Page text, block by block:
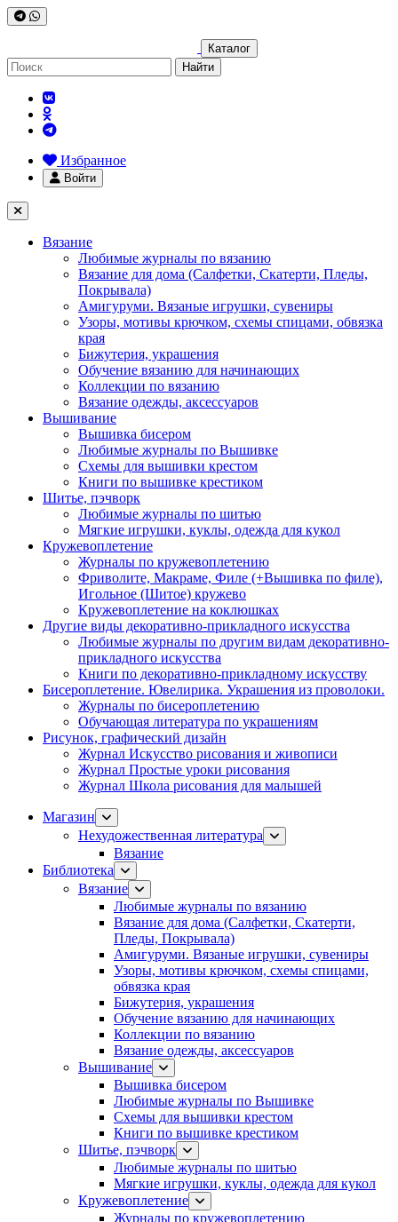
Каталог
Найти
Избранное
Войти
Вязание
Любимые журналы по вязанию
Вязание для дома (Салфетки, Скатерти, Пледы,
Покрывала)
Амигуруми. Вязаные игрушки, сувениры
Узоры, мотивы крючком, схемы спицами, обвязка
края
Бижутерия, украшения
Обучение вязанию для начинающих
Коллекции по вязанию
Вязание одежды, аксессуаров
Вышивание
Вышивка бисером
Любимые журналы по Вышивке
Схемы для вышивки крестом
Книги по вышивке крестиком
Шитье, пэчворк
Любимые журналы по шитью
Мягкие игрушки, куклы, одежда для кукол
Кружевоплетение
Журналы по кружевоплетению
Фриволите, Макраме, Филе (+Вышивка по филе),
Игольное (Шитое) кружево
Кружевоплетение на коклюшках
Другие виды декоративно-прикладного искусства
Любимые журналы по другим видам декоративно-
прикладного искусства
Книги по декоративно-прикладному искусству
Бисероплетение. Ювелирика. Украшения из проволоки.
Журналы по бисероплетению
Обучающая литература по украшениям
Рисунок, графический дизайн
Журнал Искусство рисования и живописи
Журнал Простые уроки рисования
Журнал Школа рисования для малышей
Магазин
Нехудожественная литература
Вязание
Библиотека
Вязание
Любимые журналы по вязанию
Вязание для дома (Салфетки, Скатерти,
Пледы, Покрывала)
Амигуруми. Вязаные игрушки, сувениры
Узоры, мотивы крючком, схемы спицами,
обвязка края
Бижутерия, украшения
Обучение вязанию для начинающих
Коллекции по вязанию
Вязание одежды, аксессуаров
Вышивание
Вышивка бисером
Любимые журналы по Вышивке
Схемы для вышивки крестом
Книги по вышивке крестиком
Шитье, пэчворк
Любимые журналы по шитью
Мягкие игрушки, куклы, одежда для кукол
Кружевоплетение
Журналы по кружевоплетению